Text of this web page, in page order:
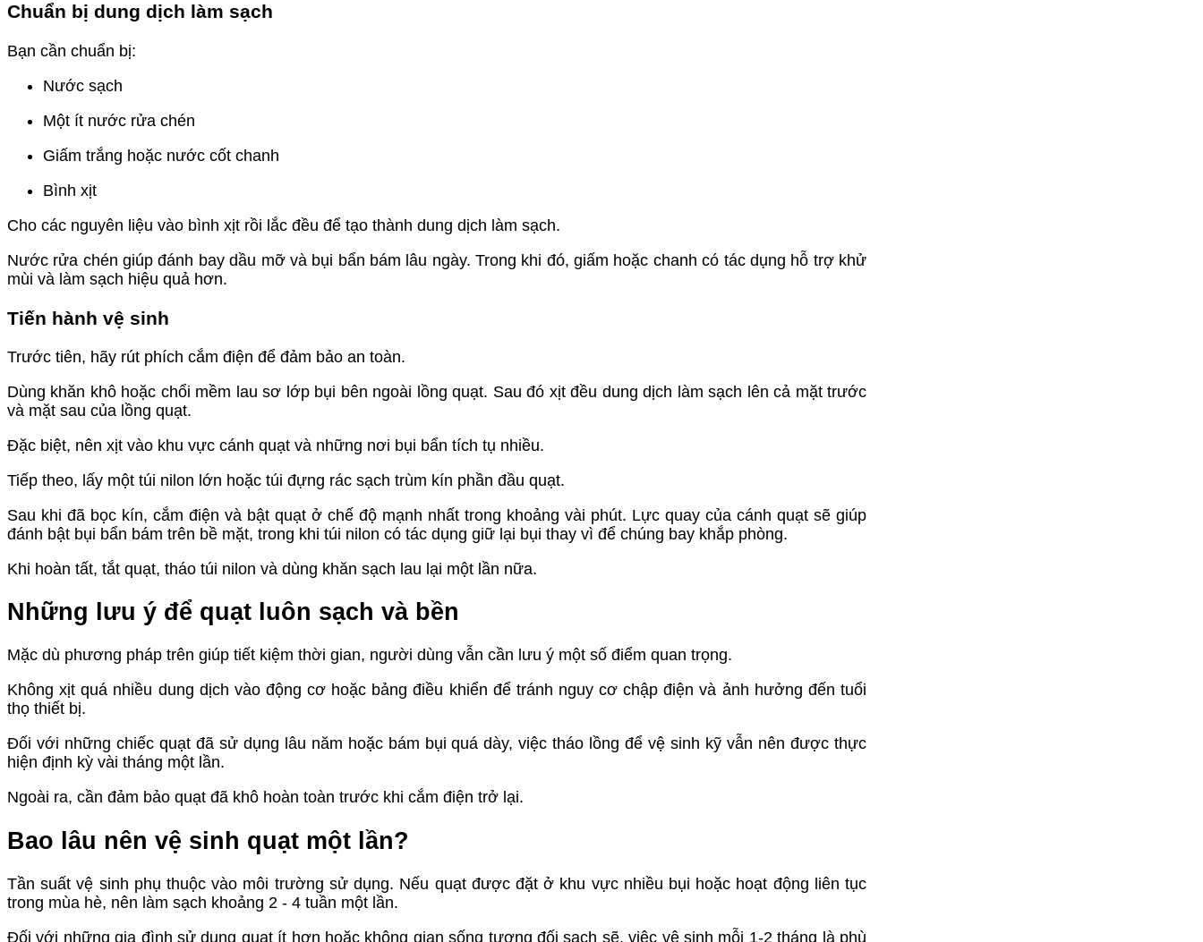
Chuẩn bị dung dịch làm sạch
Bạn cần chuẩn bị:
Nước sạch
Một ít nước rửa chén
Giấm trắng hoặc nước cốt chanh
Bình xịt
Cho các nguyên liệu vào bình xịt rồi lắc đều để tạo thành dung dịch làm sạch.
Nước rửa chén giúp đánh bay dầu mỡ và bụi bẩn bám lâu ngày. Trong khi đó, giấm hoặc chanh có tác dụng hỗ trợ khử
mùi và làm sạch hiệu quả hơn.
Tiến hành vệ sinh
Trước tiên, hãy rút phích cắm điện để đảm bảo an toàn.
Dùng khăn khô hoặc chổi mềm lau sơ lớp bụi bên ngoài lồng quạt. Sau đó xịt đều dung dịch làm sạch lên cả mặt trước
và mặt sau của lồng quạt.
Đặc biệt, nên xịt vào khu vực cánh quạt và những nơi bụi bẩn tích tụ nhiều.
Tiếp theo, lấy một túi nilon lớn hoặc túi đựng rác sạch trùm kín phần đầu quạt.
Sau khi đã bọc kín, cắm điện và bật quạt ở chế độ mạnh nhất trong khoảng vài phút. Lực quay của cánh quạt sẽ giúp
đánh bật bụi bẩn bám trên bề mặt, trong khi túi nilon có tác dụng giữ lại bụi thay vì để chúng bay khắp phòng.
Khi hoàn tất, tắt quạt, tháo túi nilon và dùng khăn sạch lau lại một lần nữa.
Những lưu ý để quạt luôn sạch và bền
Mặc dù phương pháp trên giúp tiết kiệm thời gian, người dùng vẫn cần lưu ý một số điểm quan trọng.
Không xịt quá nhiều dung dịch vào động cơ hoặc bảng điều khiển để tránh nguy cơ chập điện và ảnh hưởng đến tuổi
thọ thiết bị.
Đối với những chiếc quạt đã sử dụng lâu năm hoặc bám bụi quá dày, việc tháo lồng để vệ sinh kỹ vẫn nên được thực
hiện định kỳ vài tháng một lần.
Ngoài ra, cần đảm bảo quạt đã khô hoàn toàn trước khi cắm điện trở lại.
Bao lâu nên vệ sinh quạt một lần?
Tần suất vệ sinh phụ thuộc vào môi trường sử dụng. Nếu quạt được đặt ở khu vực nhiều bụi hoặc hoạt động liên tục
trong mùa hè, nên làm sạch khoảng 2 - 4 tuần một lần.
Đối với những gia đình sử dụng quạt ít hơn hoặc không gian sống tương đối sạch sẽ, việc vệ sinh mỗi 1-2 tháng là phù